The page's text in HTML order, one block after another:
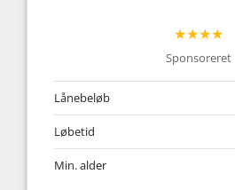
★★★★
Sponsoreret
Lånebeløb
Løbetid
Min. alder